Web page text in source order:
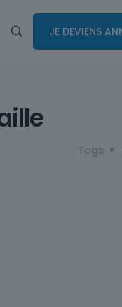
JE DEVIENS
Tags